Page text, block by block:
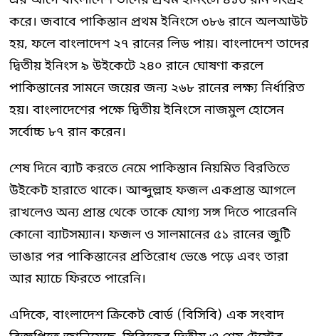
করে। জবাবে পাকিস্তান প্রথম ইনিংসে ৩৮৬ রানে অলআউট
হয়, ফলে বাংলাদেশ ২৭ রানের লিড পায়। বাংলাদেশ তাদের
দ্বিতীয় ইনিংস ৯ উইকেটে ২৪০ রানে ঘোষণা করলে
পাকিস্তানের সামনে জয়ের জন্য ২৬৮ রানের লক্ষ্য নির্ধারিত
হয়। বাংলাদেশের পক্ষে দ্বিতীয় ইনিংসে নাজমুল হোসেন
সর্বোচ্চ ৮৭ রান করেন।
শেষ দিনে ব্যাট করতে নেমে পাকিস্তান নিয়মিত বিরতিতে
উইকেট হারাতে থাকে। আব্দুল্লাহ ফজল একপ্রান্ত আগলে
রাখলেও অন্য প্রান্ত থেকে তাকে যোগ্য সঙ্গ দিতে পারেননি
কোনো ব্যাটসম্যান। ফজল ও সালমানের ৫১ রানের জুটি
ভাঙার পর পাকিস্তানের প্রতিরোধ ভেঙে পড়ে এবং তারা
আর ম্যাচে ফিরতে পারেনি।
এদিকে, বাংলাদেশ ক্রিকেট বোর্ড (বিসিবি) এক সংবাদ